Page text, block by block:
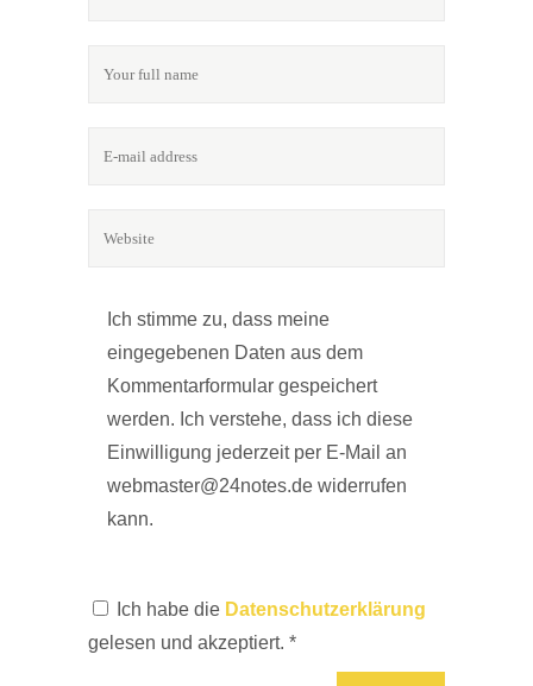
Ich stimme zu, dass meine
eingegebenen Daten aus dem
Kommentarformular gespeichert
werden. Ich verstehe, dass ich diese
Einwilligung jederzeit per E-Mail an
webmaster@24notes.de widerrufen
kann.
Ich habe die Datenschutzerklärung
gelesen und akzeptiert. *